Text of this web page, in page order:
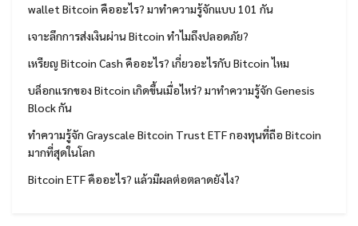
wallet Bitcoin คืออะไร? มาทำความรู้จักแบบ 101 กัน
เจาะลึกการส่งเงินผ่าน Bitcoin ทำไมถึงปลอดภัย?
เหรียญ Bitcoin Cash คืออะไร? เกี่ยวอะไรกับ Bitcoin ไหม
บล็อกแรกของ Bitcoin เกิดขึ้นเมื่อไหร่? มาทำความรู้จัก Genesis
Block กัน
ทำความรู้จัก Grayscale Bitcoin Trust ETF กองทุนที่ถือ Bitcoin
มากที่สุดในโลก
Bitcoin ETF คืออะไร? แล้วมีผลต่อตลาดยังไง?